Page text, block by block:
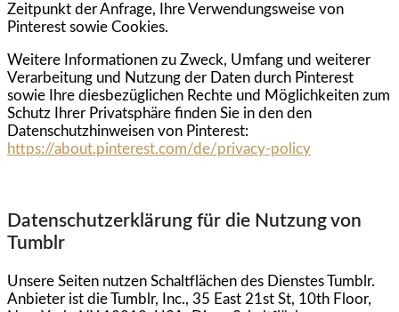
Zeitpunkt der Anfrage, Ihre Verwendungsweise von
Pinterest sowie Cookies.
Weitere Informationen zu Zweck, Umfang und weiterer
Verarbeitung und Nutzung der Daten durch Pinterest
sowie Ihre diesbezüglichen Rechte und Möglichkeiten zum
Schutz Ihrer Privatsphäre finden Sie in den den
Datenschutzhinweisen von Pinterest:
https://about.pinterest.com/de/privacy-policy
Datenschutzerklärung für die Nutzung von
Tumblr
Unsere Seiten nutzen Schaltflächen des Dienstes Tumblr.
Anbieter ist die Tumblr, Inc., 35 East 21st St, 10th Floor,